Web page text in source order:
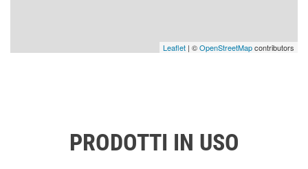
Leaflet | ©OpenStreetMapcontributors
PRODOTTI IN USO